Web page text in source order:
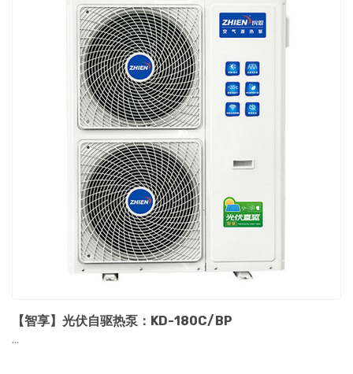
【智享】光伏自驱热泵：KD-180C/BP
...